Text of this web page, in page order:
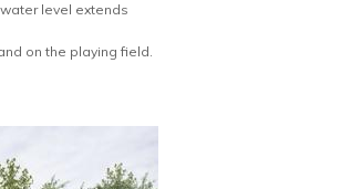
level extends
on the playing field.